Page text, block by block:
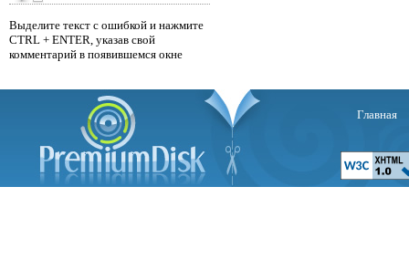
Выделите текст с ошибкой и нажмите
CTRL + ENTER, указав свой
комментарий в появившемся окне
Главная